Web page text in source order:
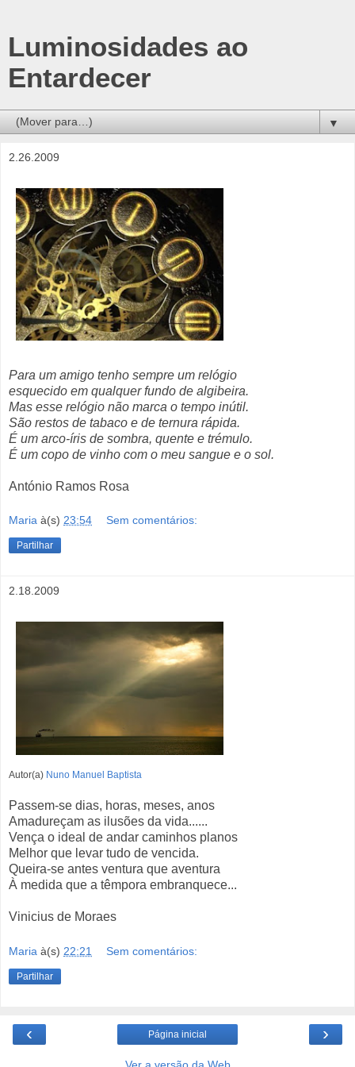
Luminosidades ao
Entardecer
▼
2.26.2009
Para um amigo tenho sempre um relógio
esquecido em qualquer fundo de algibeira.
Mas esse relógio não marca o tempo inútil.
São restos de tabaco e de ternura rápida.
É um arco-íris de sombra, quente e trémulo.
É um copo de vinho com o meu sangue e o sol.
António Ramos Rosa
Maria à(s) 23:54 Sem comentários:
Partilhar
2.18.2009
Autor(a) Nuno Manuel Baptista
Passem-se dias, horas, meses, anos
Amadureçam as ilusões da vida......
Vença o ideal de andar caminhos planos
Melhor que levar tudo de vencida.
Queira-se antes ventura que aventura
À medida que a têmpora embranquece...
Vinicius de Moraes
Maria à(s) 22:21 Sem comentários:
Partilhar
‹ ›
Página inicial